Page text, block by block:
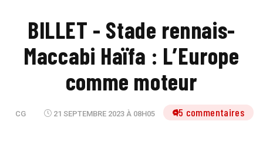
BILLET - Stade rennais-
Maccabi Haïfa : L’Europe
comme moteur
CG 21 SEPTEMBRE 2023 À 08H05 15 commentaires